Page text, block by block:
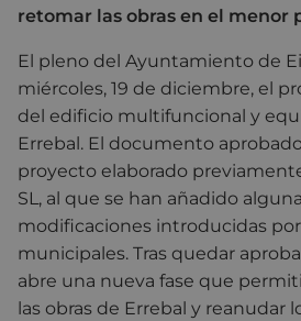
retomar las obras en el menor
El pleno del Ayuntamiento de
miércoles, 19 de diciembre, el
del edificio multifuncional y
Errebal. El documento
proyecto elaborado
SL, al que se han añadido
modificaciones introducidas
municipales. Tras quedar
abre una nueva fase que
las obras de Errebal y reanudar